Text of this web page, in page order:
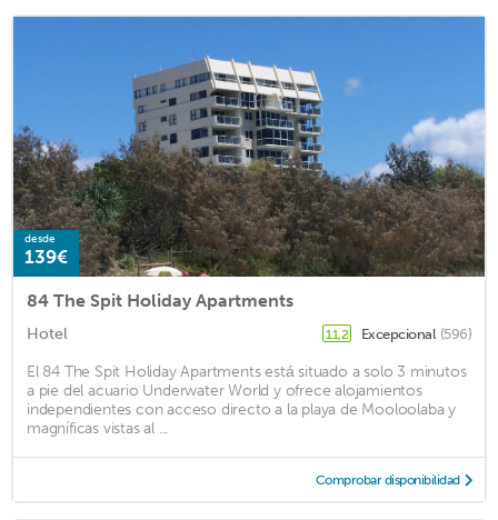
desde
139€
84 The Spit Holiday Apartments
Hotel 11,2 Excepcional (596)
El 84 The Spit Holiday Apartments está situado a solo 3 minutos
a pie del acuario Underwater World y ofrece alojamientos
independientes con acceso directo a la playa de Mooloolaba y
magníficas vistas al ...
Comprobar disponibilidad